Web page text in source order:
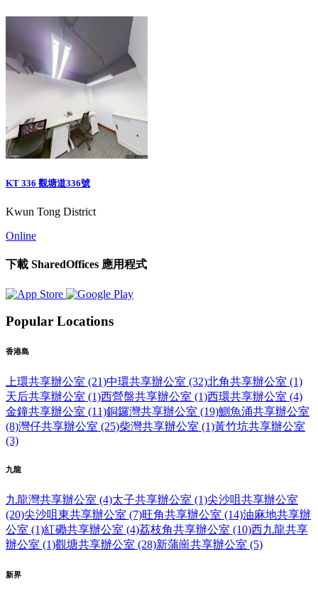
KT 336 觀塘道336號
Kwun Tong District
Online
下載 SharedOffices 應用程式
Popular Locations
香港島
上環共享辦公室 (21)中環共享辦公室 (32)北角共享辦公室 (1)
天后共享辦公室 (1)西營盤共享辦公室 (1)西環共享辦公室 (4)
金鐘共享辦公室 (11)銅鑼灣共享辦公室 (19)鰂魚涌共享辦公室
(8)灣仔共享辦公室 (25)柴灣共享辦公室 (1)黃竹坑共享辦公室
(3)
九龍
九龍灣共享辦公室 (4)太子共享辦公室 (1)尖沙咀共享辦公室
(20)尖沙咀東共享辦公室 (7)旺角共享辦公室 (14)油麻地共享辦
公室 (1)紅磡共享辦公室 (4)荔枝角共享辦公室 (10)西九龍共享
辦公室 (1)觀塘共享辦公室 (28)新蒲崗共享辦公室 (5)
新界